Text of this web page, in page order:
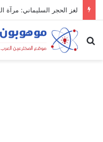
لغز الحجر السليماني: مرآة
بحث عن